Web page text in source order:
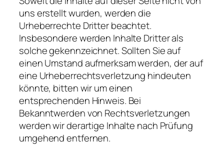
uns erstellt wurden, werden die
Urheberrechte Dritter beachtet.
Insbesondere werden Inhalte Dritter als
solche gekennzeichnet. Sollten Sie auf
einen Umstand aufmerksam werden, der auf
eine Urheberrechtsverletzung hindeuten
könnte, bitten wir um einen
entsprechenden Hinweis. Bei
Bekanntwerden von Rechtsverletzungen
werden wir derartige Inhalte nach Prüfung
umgehend entfernen.